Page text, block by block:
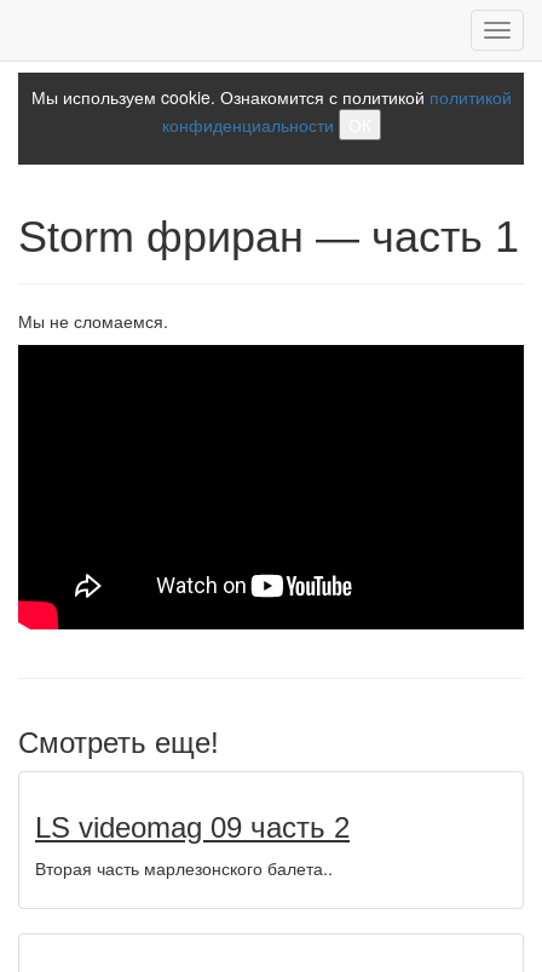
Мы используем cookie. Ознакомится с политикой политикой
конфиденциальности
Storm фриран — часть 1
Мы не сломаемся.
Смотреть еще!
LS videomag 09 часть 2
Вторая часть марлезонского балета..